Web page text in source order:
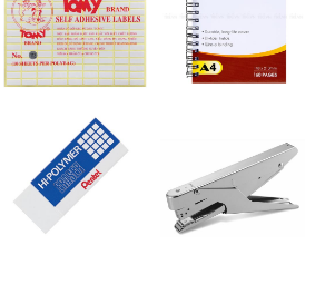
Nhãn decal
Tomy 112 (8 x
20mm)
Sổ lò xo Pgrand
A5
Gôm Pentel
ZEH05
Bấm kim
Kwtrio 5160 – 10
tờ